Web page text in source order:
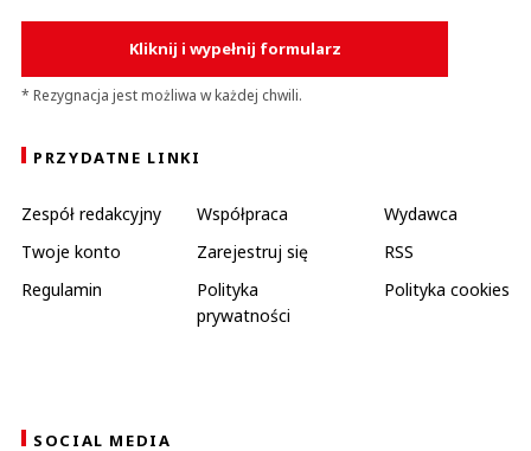
Kliknij i wypełnij formularz
* Rezygnacja jest możliwa w każdej chwili.
PRZYDATNE LINKI
Zespół redakcyjny Współpraca
Wydawca
Twoje konto
Zarejestruj się
RSS
Regulamin
Polityka
prywatności
Polityka cookies
SOCIAL MEDIA